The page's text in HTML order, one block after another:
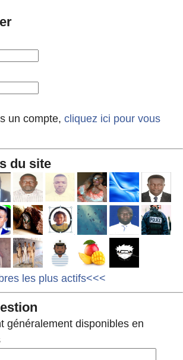
un compte, cliquez ici pour vous
du site
les plus actifs<<<
généralement disponibles en